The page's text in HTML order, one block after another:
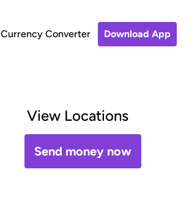
Currency Converter Download App
View Locations
Send money now